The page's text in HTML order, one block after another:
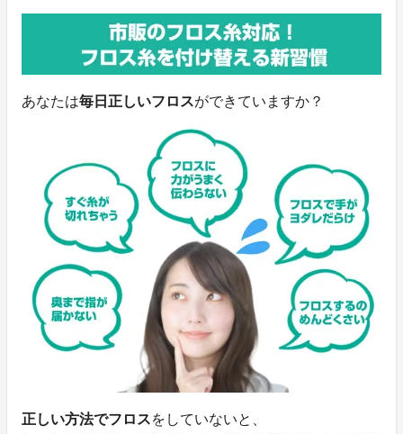
あなたは毎日正しいフロスができていますか？
正しい方法でフロスをしていないと、